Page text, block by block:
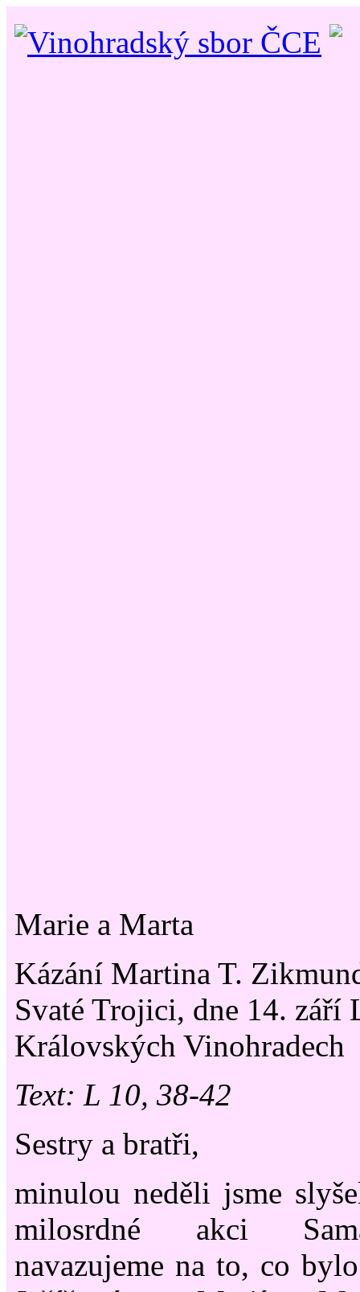
Marie a Marta
Kázání Martina T.
Svaté Trojici, dne 14. září
Královských Vinohradech
Text: L 10, 38-42
Sestry a bratři,
minulou neděli jsme
milosrdné akci
navazujeme na to, co